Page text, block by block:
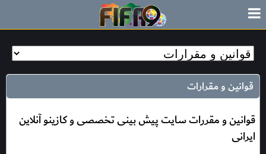
قوانين و مقرارات
قوانین و مقررات سایت پیش بینی تخصصی و کازینو آنلاین
ایرانی